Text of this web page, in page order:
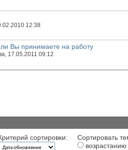
12:38
Вы принимаете на работу
, 17.05.2011 09:12
сортировки:
Сортировать
возрастанию